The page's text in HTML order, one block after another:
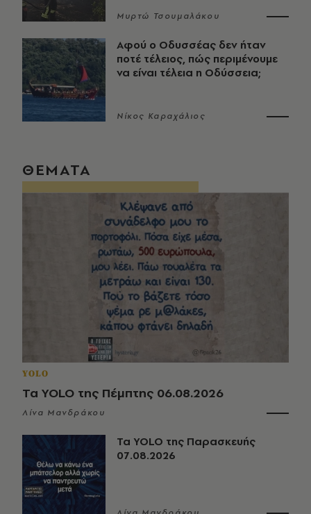
Μυρτώ Τσουμαλάκου
Αφού ο Οδυσσέας δεν ήταν
ποτέ τέλειος, πώς περιμένουμε
να είναι τέλεια η Οδύσσεια;
Νίκος Καραχάλιος
ΘΕΜΑΤΑ
YOLO
Τα YOLO της Πέμπτης 06.08.2026
Λίνα Μανδράκου
Τα YOLO της Παρασκευής
07.08.2026